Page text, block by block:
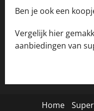
Ben je ook een
Vergelijk hier
aanbiedingen van
Home